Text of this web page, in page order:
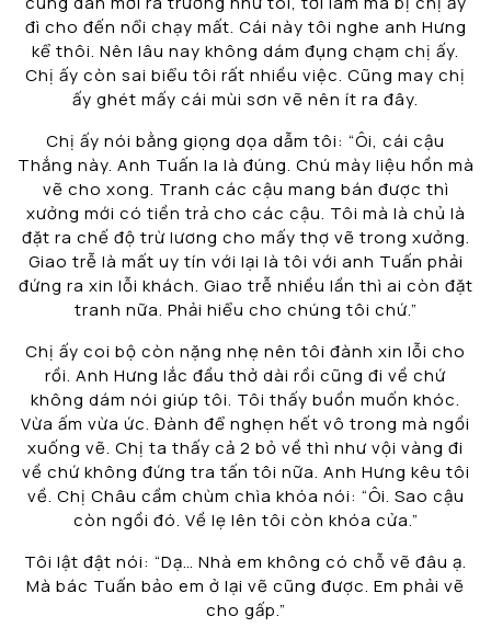
đì cho đến nổi chạy mất. Cái này tôi nghe anh Hưng
kể thôi. Nên lâu nay không dám đụng chạm chị ấy.
Chị ấy còn sai biểu tôi rất nhiều việc. Cũng may chị
ấy ghét mấy cái mùi sơn vẽ nên ít ra đây.
Chị ấy nói bằng giọng dọa dẫm tôi: “Ôi, cái cậu
Thắng này. Anh Tuấn la là đúng. Chú mày liệu hồn mà
vẽ cho xong. Tranh các cậu mang bán được thì
xưởng mới có tiền trả cho các cậu. Tôi mà là chủ là
đặt ra chế độ trừ lương cho mấy thợ vẽ trong xưởng.
Giao trễ là mất uy tín với lại là tôi với anh Tuấn phải
đứng ra xin lỗi khách. Giao trễ nhiều lần thì ai còn đặt
tranh nữa. Phải hiểu cho chúng tôi chứ.”
Chị ấy coi bộ còn nặng nhẹ nên tôi đành xin lỗi cho
rồi. Anh Hưng lắc đầu thở dài rồi cũng đi về chứ
không dám nói giúp tôi. Tôi thấy buồn muốn khóc.
Vừa ấm vừa ức. Đành để nghẹn hết vô trong mà ngồi
xuống vẽ. Chị ta thấy cả 2 bỏ về thì như vội vàng đi
về chứ không đứng tra tấn tôi nữa. Anh Hưng kêu tôi
về. Chị Châu cầm chùm chìa khóa nói: “Ôi. Sao cậu
còn ngồi đó. Về lẹ lên tôi còn khóa cửa.”
Tôi lật đật nói: “Dạ… Nhà em không có chỗ vẽ đâu ạ.
Mà bác Tuấn bảo em ở lại vẽ cũng được. Em phải vẽ
cho gấp.”